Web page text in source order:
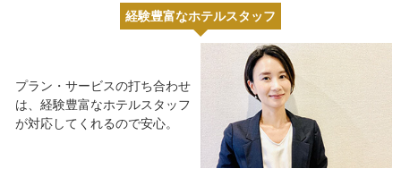
経験豊富なホテルスタッフ
プラン・サービスの打ち合わせ
は、経験豊富なホテルスタッフ
が対応してくれるので安心。